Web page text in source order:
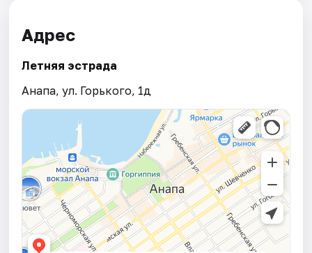
Адрес
Летняя эстрада
Анапа, ул. Горького, 1д